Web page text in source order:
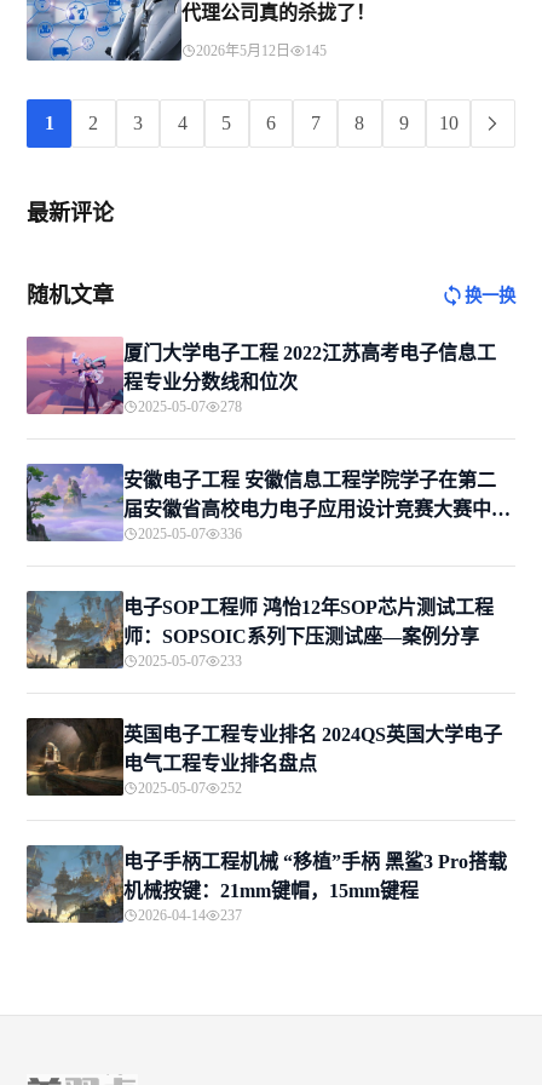
代理公司真的杀拢了！
2026年5月12日 145
1 2 3 4 5 6 7 8 9 10
最新评论
随机文章 换一换
厦门大学电子工程 2022江苏高考电子信息工
程专业分数线和位次
2025-05-07 278
安徽电子工程 安徽信息工程学院学子在第二
届安徽省高校电力电子应用设计竞赛大赛中斩
获佳绩
2025-05-07 336
电子SOP工程师 鸿怡12年SOP芯片测试工程
师：SOPSOIC系列下压测试座—案例分享
2025-05-07 233
英国电子工程专业排名 2024QS英国大学电子
电气工程专业排名盘点
2025-05-07 252
电子手柄工程机械 “移植”手柄 黑鲨3 Pro搭载
机械按键：21mm键帽，15mm键程
2026-04-14 237